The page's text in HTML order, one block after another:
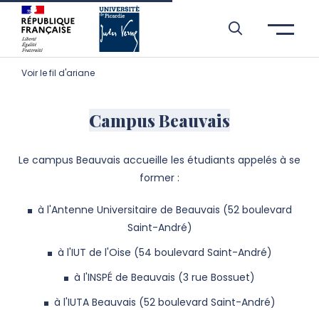
Aller à l’entête de page
Aller au menu principale
Aller au contenu principal
Aller à la recherche
Passer aux cookies
Aller au pied de page
Voir le fil d'ariane
Campus Beauvais
Le campus Beauvais accueille les étudiants appelés à se
former :
à l'Antenne Universitaire de Beauvais (52 boulevard
Saint-André)
à l'IUT de l'Oise (54 boulevard Saint-André)
à l'INSPÉ de Beauvais (3 rue Bossuet)
à l'IUTA Beauvais (52 boulevard Saint-André)